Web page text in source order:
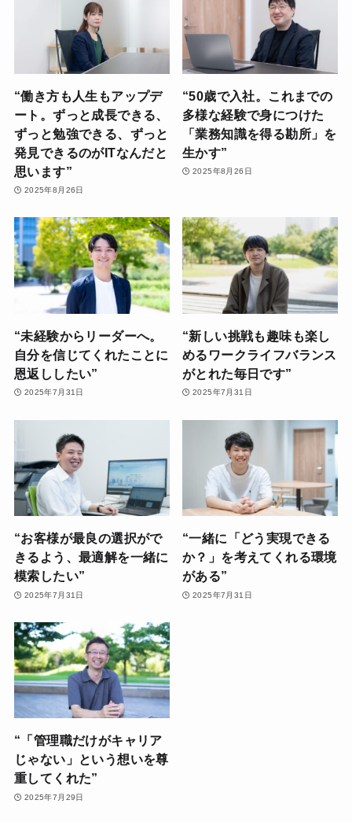
“働き方も人生もアップデ
ート。ずっと成長できる、
ずっと勉強できる、ずっと
発見できるのがITなんだと
思います”
2025年8月26日
“50歳で入社。これまでの
多様な経験で身につけた
「業務知識を得る勘所」を
生かす”
2025年8月26日
“未経験からリーダーへ。
自分を信じてくれたことに
恩返ししたい”
2025年7月31日
“新しい挑戦も趣味も楽し
めるワークライフバランス
がとれた毎日です”
2025年7月31日
“お客様が最良の選択がで
きるよう、最適解を一緒に
模索したい”
2025年7月31日
“一緒に「どう実現できる
か？」を考えてくれる環境
がある”
2025年7月31日
“「管理職だけがキャリア
じゃない」という想いを尊
重してくれた”
2025年7月29日